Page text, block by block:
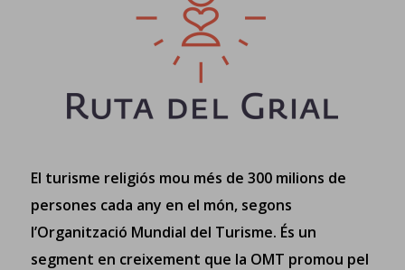
El turisme religiós mou més de 300 milions de
persones cada any en el món, segons
l’Organització Mundial del Turisme. És un
segment en creixement que la OMT promou pel